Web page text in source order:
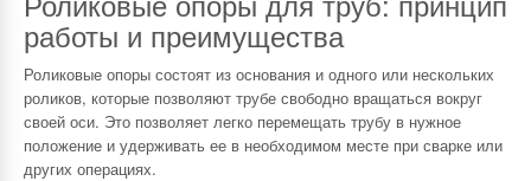
работы и преимущества
Роликовые опоры состоят из основания и одного или нескольких
роликов, которые позволяют трубе свободно вращаться вокруг
своей оси. Это позволяет легко перемещать трубу в нужное
положение и удерживать ее в необходимом месте при сварке или
других операциях.